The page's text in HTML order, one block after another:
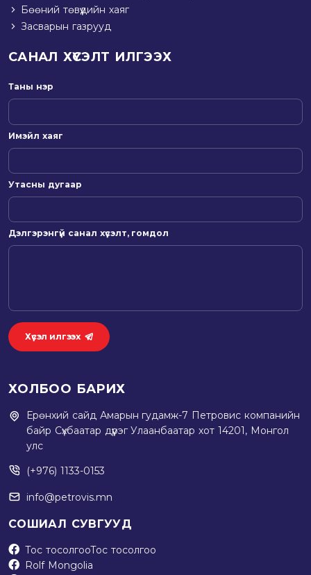
Бөөний төвүүдийн хаяг
Засварын газрууд
САНАЛ ХҮСЭЛТ ИЛГЭЭХ
Таны нэр
Имэйл хаяг
Утасны дугаар
Дэлгэрэнгүй санал хүсэлт, гомдол
Хүсэл илгээх
ХОЛБОО БАРИХ
Ерөнхий сайд Амарын гудамж-7 Петровис компанийн
байр Сүхбаатар дүүрэг Улаанбаатар хот 14201, Монгол
улс
(+976) 1133-0153
info@petrovis.mn
СОШИАЛ СУВГУУД
Тос тосолгооТос тосолгоо
Rolf Mongolia